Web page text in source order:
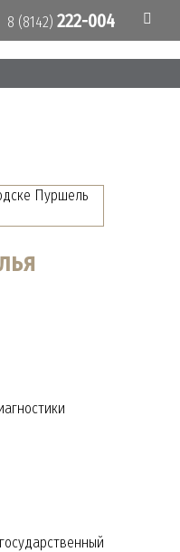
8 (8142)222-004